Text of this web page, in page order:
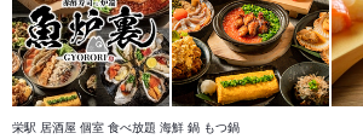
栄駅 居酒屋 個室 食べ放題 海鮮 鍋 もつ鍋